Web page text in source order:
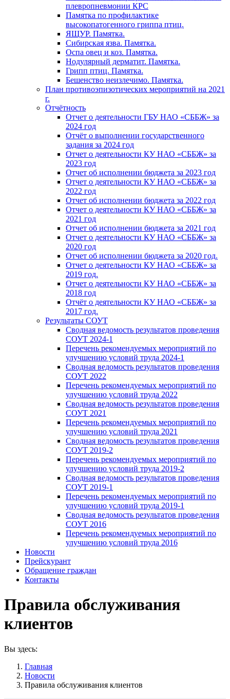
плевропневмонии КРС
Памятка по профилактике
высокопатогенного гриппа птиц.
ЯЩУР. Памятка.
Сибирская язва. Памятка.
Оспа овец и коз. Памятка.
Нодулярный дерматит. Памятка.
Грипп птиц. Памятка.
Бешенство неизлечимо. Памятка.
План противоэпизотических мероприятий на 2021
г.
Отчётность
Отчет о деятельности ГБУ НАО «СББЖ» за
2024 год
Отчёт о выполнении государственного
задания за 2024 год
Отчет о деятельности КУ НАО «СББЖ» за
2023 год
Отчет об исполнении бюджета за 2023 год
Отчет о деятельности КУ НАО «СББЖ» за
2022 год
Отчет об исполнении бюджета за 2022 год
Отчет о деятельности КУ НАО «СББЖ» за
2021 год
Отчет об исполнении бюджета за 2021 год
Отчет о деятельности КУ НАО «СББЖ» за
2020 год
Отчет об исполнении бюджета за 2020 год.
Отчет о деятельности КУ НАО «СББЖ» за
2019 год.
Отчет о деятельности КУ НАО «СББЖ» за
2018 год
Отчёт о деятельности КУ НАО «СББЖ» за
2017 год.
Результаты СОУТ
Сводная ведомость результатов проведения
СОУТ 2024-1
Перечень рекомендуемых мероприятий по
улучшению условий труда 2024-1
Сводная ведомость результатов проведения
СОУТ 2022
Перечень рекомендуемых мероприятий по
улучшению условий труда 2022
Сводная ведомость результатов проведения
СОУТ 2021
Перечень рекомендуемых мероприятий по
улучшению условий труда 2021
Сводная ведомость результатов проведения
СОУТ 2019-2
Перечень рекомендуемых мероприятий по
улучшению условий труда 2019-2
Сводная ведомость результатов проведения
СОУТ 2019-1
Перечень рекомендуемых мероприятий по
улучшению условий труда 2019-1
Сводная ведомость результатов проведения
СОУТ 2016
Перечень рекомендуемых мероприятий по
улучшению условий труда 2016
Новости
Прейскурант
Обращение граждан
Контакты
Правила обслуживания
клиентов
Вы здесь:
Главная
Новости
Правила обслуживания клиентов